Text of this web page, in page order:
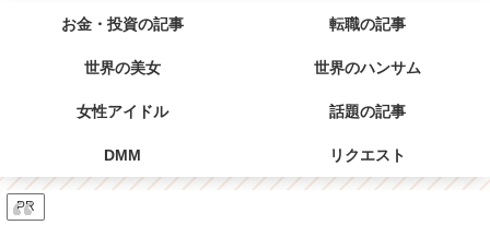
お金・投資の記事 転職の記事
世界の美女 世界のハンサム
女性アイドル 話題の記事
DMM リクエスト
PR